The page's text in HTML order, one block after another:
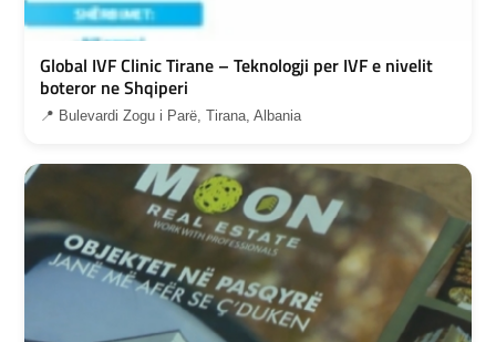
Global IVF Clinic Tirane – Teknologji per IVF e nivelit
boteror ne Shqiperi
📍 Bulevardi Zogu i Parë, Tirana, Albania